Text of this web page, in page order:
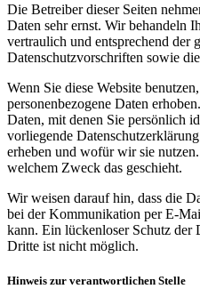
Die Betreiber dieser Seiten
Daten sehr ernst. Wir behandeln
vertraulich und entsprechend der
Datenschutzvorschriften sowie
Wenn Sie diese Website
personenbezogene Daten
Daten, mit denen Sie persönlich
vorliegende
erheben und wofür wir sie
welchem Zweck das geschieht.
Wir weisen darauf hin, dass die
bei der Kommunikation per E-
kann. Ein lückenloser Schutz
Dritte ist nicht möglich.
Hinweis zur verantwortlichen Stelle